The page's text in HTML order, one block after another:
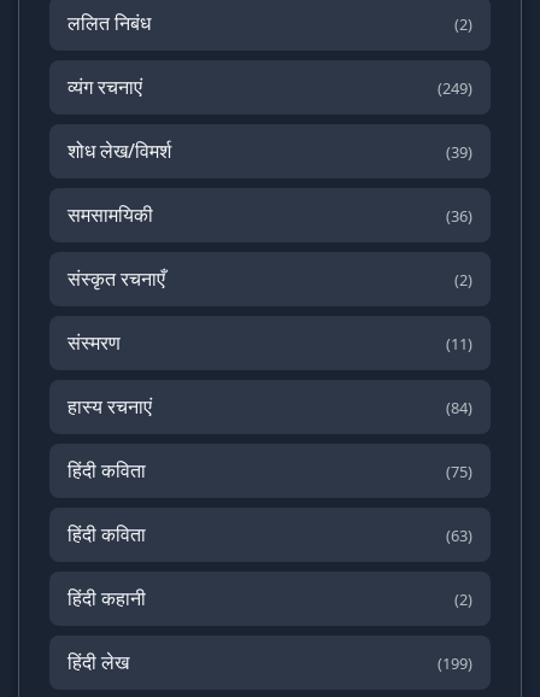
ललित निबंध (2)
व्यंग रचनाएं (249)
शोध लेख/विमर्श (39)
समसामयिकी (36)
संस्कृत रचनाएँ (2)
संस्मरण (11)
हास्य रचनाएं (84)
हिंदी कविता (75)
हिंदी कविता (63)
हिंदी कहानी (2)
हिंदी लेख (199)